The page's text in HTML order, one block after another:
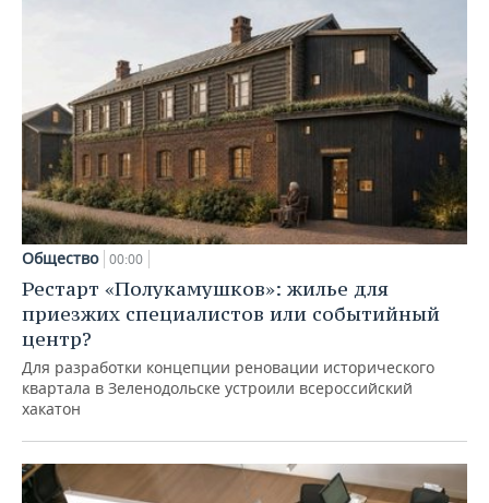
Общество 00:00
Рестарт «Полукамушков»: жилье для
приезжих специалистов или событийный
центр?
Для разработки концепции реновации исторического
квартала в Зеленодольске устроили всероссийский
хакатон